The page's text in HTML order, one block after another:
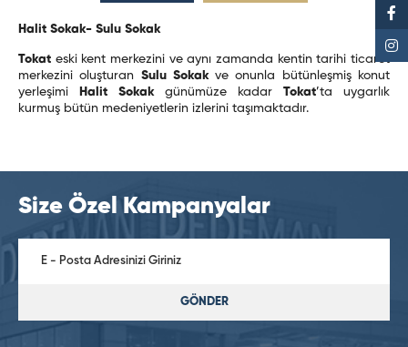
Halit Sokak- Sulu Sokak
Tokat eski kent merkezini ve aynı zamanda kentin tarihi ticaret
merkezini oluşturan Sulu Sokakve onunla bütünleşmiş konut
yerleşimi
Halit Sokakgünümüze kadar Tokat’ta uygarlık
kurmuş bütün medeniyetlerin izlerini taşımaktadır.
Size Özel Kampanyalar
GÖNDER